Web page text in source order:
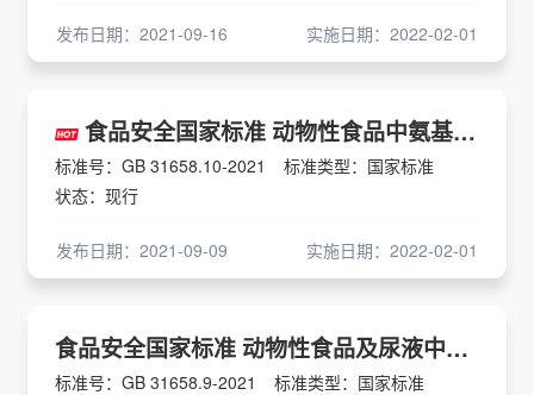
发布日期：2021-09-16 实施日期：2022-02-01
食品安全国家标准 动物性食品中氨基甲酸酯类杀虫剂残留量的测定 液相色谱-串联质谱法
标准号：GB 31658.10-2021
标准类型：国家标准
状态：现行
发布日期：2021-09-09 实施日期：2022-02-01
食品安全国家标准 动物性食品及尿液中雌激素类药物多残留的测定 液相色谱-串联质谱法
标准号：GB 31658.9-2021
标准类型：国家标准